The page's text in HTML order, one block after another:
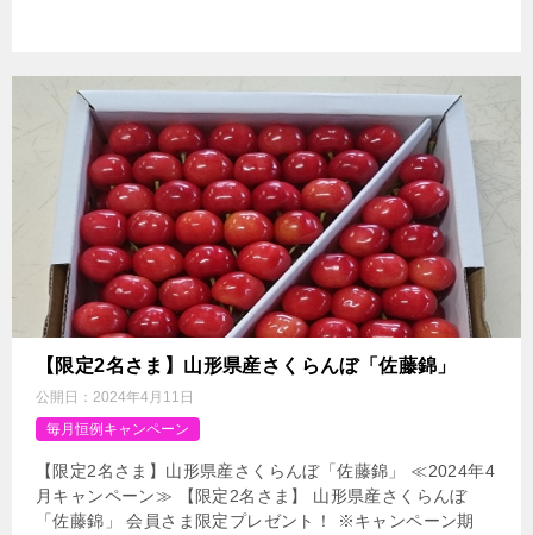
【限定2名さま】山形県産さくらんぼ「佐藤錦」
公開日： 2024年4月11日
毎月恒例キャンペーン
【限定2名さま】山形県産さくらんぼ「佐藤錦」 ≪2024年4
月キャンペーン≫ 【限定2名さま】 山形県産さくらんぼ
「佐藤錦」 会員さま限定プレゼント！ ※キャンペーン期